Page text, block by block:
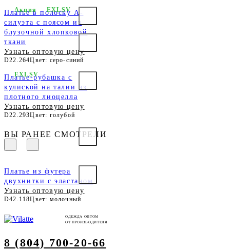
Платье в полоску А-
силуэта с поясом из
блузочной хлопковой
ткани
Узнать оптовую цену
D22.264Цвет: серо-синий
Акция EXLSV
Платье-рубашка с
кулиской на талии из
плотного лиоцелла
Узнать оптовую цену
D22.293Цвет: голубой
EXLSV
ВЫ РАНЕЕ СМОТРЕЛИ
Платье из футера
двухнитки с эластаном
Узнать оптовую цену
D42.118Цвет: молочный
ОДЕЖДА ОПТОМ
ОТ ПРОИЗВОДИТЕЛЯ
8 (804) 700-20-66